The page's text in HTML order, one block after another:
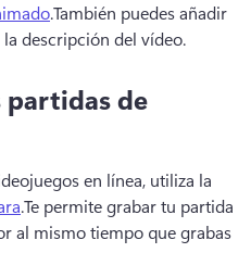
.También puedes añadir
la descripción del vídeo.
partidas de
en línea, utiliza la
.Te permite grabar tu partida
al mismo tiempo que grabas